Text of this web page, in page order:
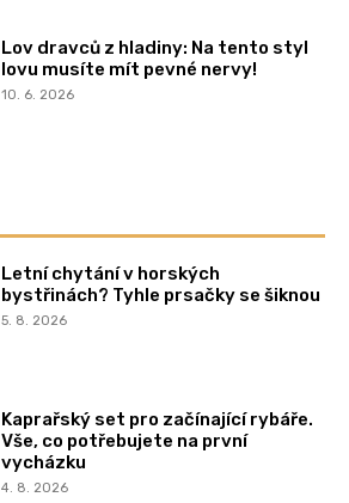
Lov dravců z hladiny: Na tento styl
lovu musíte mít pevné nervy!
10. 6. 2026
Letní chytání v horských
bystřinách? Tyhle prsačky se šiknou
5. 8. 2026
Kaprařský set pro začínající rybáře.
Vše, co potřebujete na první
vycházku
4. 8. 2026